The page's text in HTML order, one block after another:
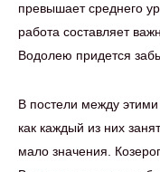
превышает среднего
работа составляет
Водолею придется
В постели между этими
как каждый из них
мало значения.